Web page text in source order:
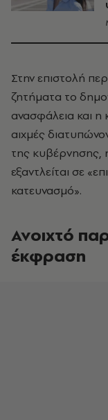
Στην επιστολή
ζητήματα το
ανασφάλεια και
αιχμές
της κυβέρνησης,
εξαντλείται σε
κατευνασμό».
Ανοιχτό
έκφραση